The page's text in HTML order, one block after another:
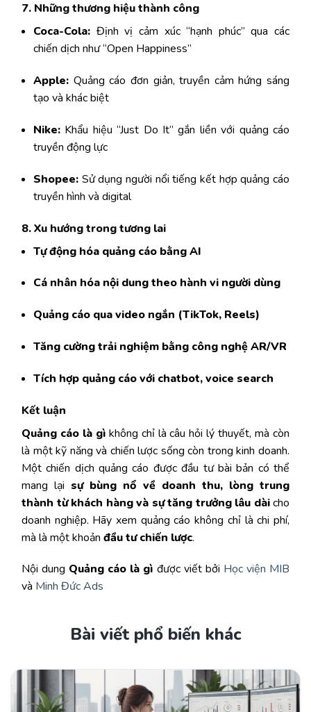
7. Những thương hiệu thành công
Coca-Cola: Định vị cảm xúc “hạnh phúc” qua các
chiến dịch như “Open Happiness”
Apple: Quảng cáo đơn giản, truyền cảm hứng sáng
tạo và khác biệt
Nike: Khẩu hiệu “Just Do It” gắn liền với quảng cáo
truyền động lực
Shopee: Sử dụng người nổi tiếng kết hợp quảng cáo
truyền hình và digital
8. Xu hướng trong tương lai
Tự động hóa quảng cáo bằng AI
Cá nhân hóa nội dung theo hành vi người dùng
Quảng cáo qua video ngắn (TikTok, Reels)
Tăng cường trải nghiệm bằng công nghệ AR/VR
Tích hợp quảng cáo với chatbot, voice search
Kết luận
Quảng cáo là gìkhông chỉ là câu hỏi lý thuyết, mà còn
là một kỹ năng và chiến lược sống còn trong kinh doanh.
Một chiến dịch quảng cáo được đầu tư bài bản có thể
mang lại sự bùng nổ về doanh thu, lòng trung
thành từ khách hàng và sự tăng trưởng lâu dàicho
doanh nghiệp. Hãy xem quảng cáo không chỉ là chi phí,
mà là một khoản đầu tư chiến lược.
Nội dung Quảng cáo là gì được viết bởi Học viện MIB
và Minh Đức Ads
Bài viết phổ biến khác